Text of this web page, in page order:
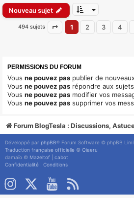
Nouveau sujet
494 sujets Page sur 20
1 2 3 4
PERMISSIONS DU FORUM
Vous ne pouvez pas publier de
Vous ne pouvez pas répondre aux
Vous ne pouvez pas modifier vos
Vous ne pouvez pas supprimer vos
Forum BlogTesla : Discussions,
Développé par phpBB® Forum Software © phpBB
Traduction française officielle © Qiaeru
damaïo © Mazeltof
cabot
Confidentialité
Conditions